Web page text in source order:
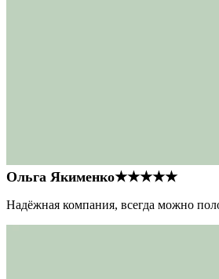
Ольга Якименко★★★★★
Надёжная компания, всегда можно